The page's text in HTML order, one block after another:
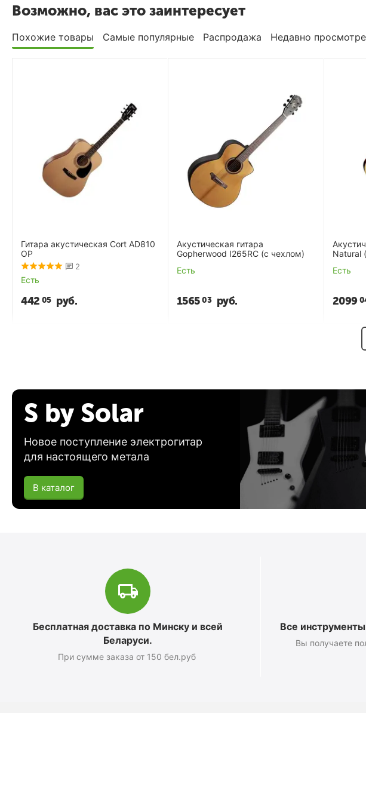
Возможно, вас это заинтересует
Похожие товары Самые популярные Распродажа Недавно
Гитара акустическая Cort AD810
OP
2
Есть
442 05 руб.
Акустическая гитара
Gopherwood I265RC (с чехлом)
Есть
156503 руб.
Natural
Есть
2099
S by Solar
Новое поступление электрогитар
для настоящего метала
В каталог
Бесплатная доставка по Минску и всей
Беларуси.
При сумме заказа от 150 бел.руб
Все
Вы получаете